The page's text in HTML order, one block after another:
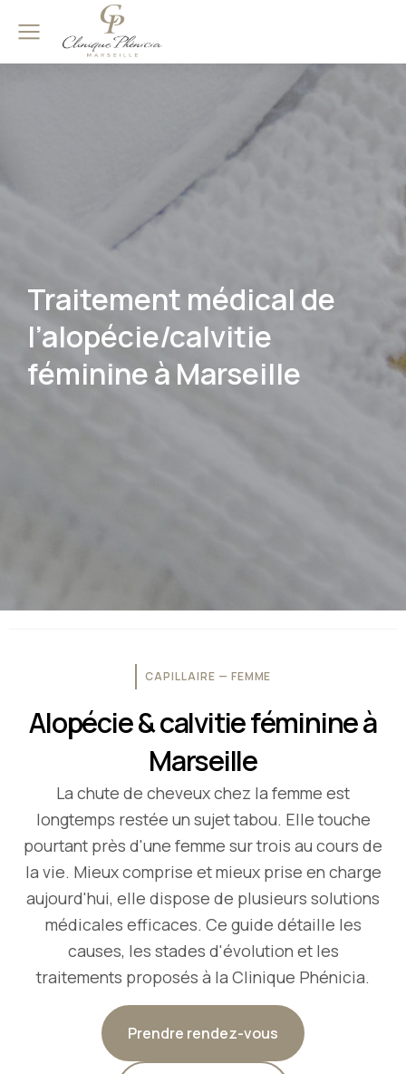
Traitement médical de
l’alopécie/calvitie
féminine à Marseille
CAPILLAIRE — FEMME
Alopécie & calvitie féminine à
Marseille
La chute de cheveux chez la femme est
longtemps restée un sujet tabou. Elle touche
pourtant près d'une femme sur trois au cours de
la vie. Mieux comprise et mieux prise en charge
aujourd'hui, elle dispose de plusieurs solutions
médicales efficaces. Ce guide détaille les
causes, les stades d'évolution et les
traitements proposés à la Clinique Phénicia.
Prendre rendez-vous